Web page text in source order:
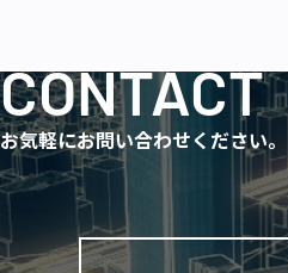
CONTACT
お気軽にお問い合わせください。